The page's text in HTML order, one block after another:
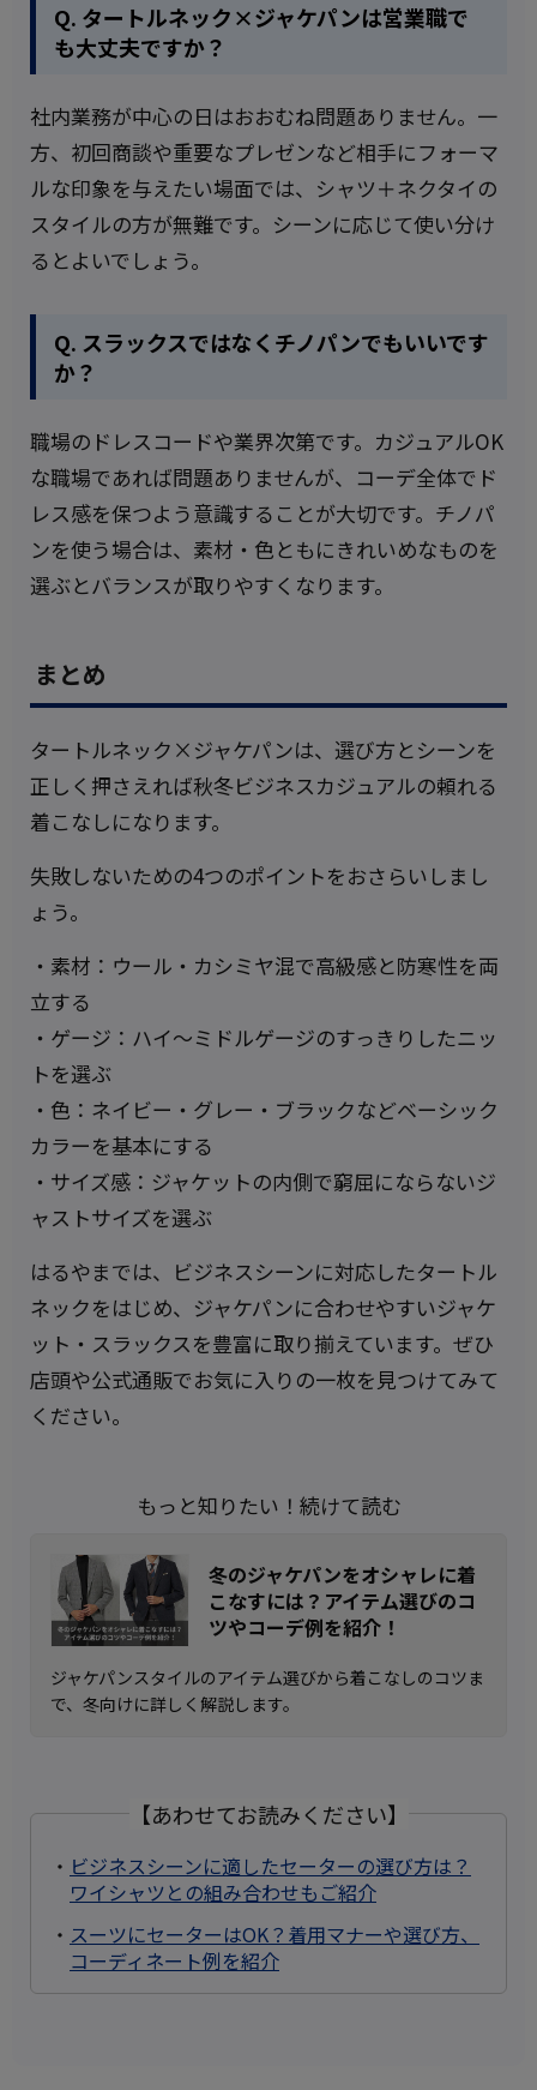
Q. タートルネック×ジャケパンは営業職で
も大丈夫ですか？
社内業務が中心の日はおおむね問題ありません。一
方、初回商談や重要なプレゼンなど相手にフォーマ
ルな印象を与えたい場面では、シャツ＋ネクタイの
スタイルの方が無難です。シーンに応じて使い分け
るとよいでしょう。
Q. スラックスではなくチノパンでもいいです
か？
職場のドレスコードや業界次第です。カジュアルOK
な職場であれば問題ありませんが、コーデ全体でド
レス感を保つよう意識することが大切です。チノパ
ンを使う場合は、素材・色ともにきれいめなものを
選ぶとバランスが取りやすくなります。
まとめ
タートルネック×ジャケパンは、選び方とシーンを
正しく押さえれば秋冬ビジネスカジュアルの頼れる
着こなしになります。
失敗しないための4つのポイントをおさらいしまし
ょう。
・素材：ウール・カシミヤ混で高級感と防寒性を両
立する
・ゲージ：ハイ〜ミドルゲージのすっきりしたニッ
トを選ぶ
・色：ネイビー・グレー・ブラックなどベーシック
カラーを基本にする
・サイズ感：ジャケットの内側で窮屈にならないジ
ャストサイズを選ぶ
はるやまでは、ビジネスシーンに対応したタートル
ネックをはじめ、ジャケパンに合わせやすいジャケ
ット・スラックスを豊富に取り揃えています。ぜひ
店頭や公式通販でお気に入りの一枚を見つけてみて
ください。
もっと知りたい！続けて読む
冬のジャケパンをオシャレに着
こなすには？アイテム選びのコ
ツやコーデ例を紹介！
ジャケパンスタイルのアイテム選びから着こなしのコツま
で、冬向けに詳しく解説します。
【あわせてお読みください】
・ ビジネスシーンに適したセーターの選び方は？
ワイシャツとの組み合わせもご紹介
・ スーツにセーターはOK？着用マナーや選び方、
コーディネート例を紹介